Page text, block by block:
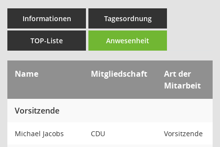
Informationen Tagesordnung
TOP-Liste Anwesenheit
Name Mitgliedschaft
Art der
Mitarbeit
Vorsitzende
Michael Jacobs CDU Vorsitzende